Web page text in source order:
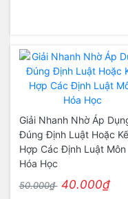
Giải Nhanh Nhờ Áp
Đúng Định Luật Hoặc
Hợp Các Định Luật Môn
Hóa Học
50.000₫ 40.000₫